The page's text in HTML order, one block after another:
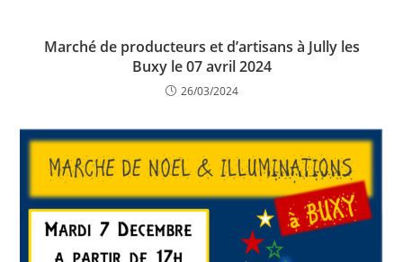
Marché de producteurs et d’artisans à Jully les
Buxy le 07 avril 2024
26/03/2024